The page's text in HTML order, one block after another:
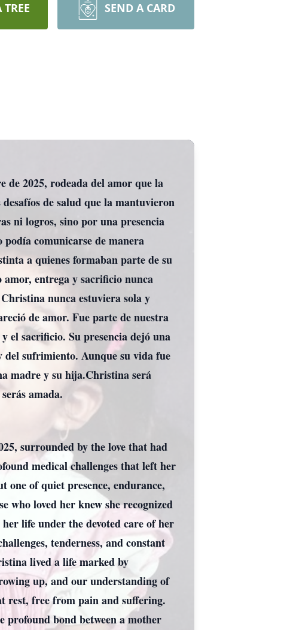
SEND A CARD
de 2025, rodeada del amor que la
de salud que la mantuvieron
ni logros, sino por una presencia
comunicarse de manera
a quienes formaban parte de su
entrega y sacrificio nunca
nunca estuviera sola y
de amor. Fue parte de nuestra
el sacrificio. Su presencia dejó una
del sufrimiento. Aunque su vida fue
madre y su hija.Christina será
amada.
surrounded by the love that had
medical challenges that left her
one of quiet presence, endurance,
who loved her knew she recognized
life under the devoted care of her
tenderness, and constant
lived a life marked by
up, and our understanding of
rest, free from pain and suffering.
profound bond between a mother